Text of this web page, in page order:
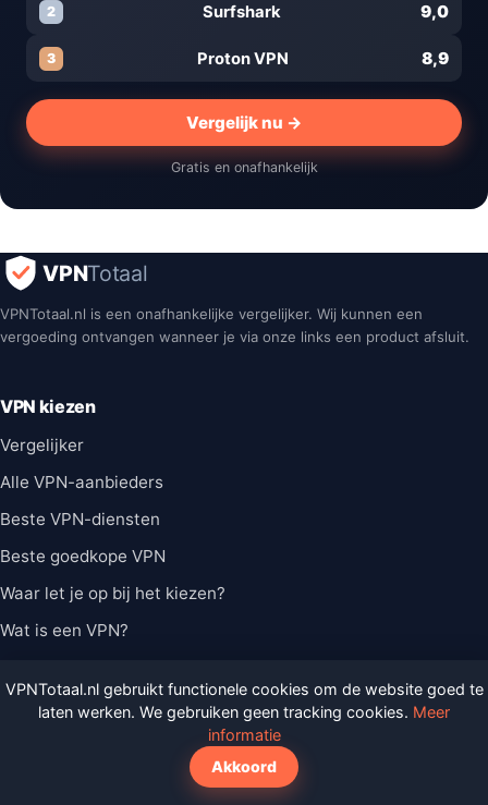
2 Surfshark 9,0
3 Proton VPN 8,9
Vergelijk nu →
Gratis en onafhankelijk
VPNTotaal
VPNTotaal.nl is een onafhankelijke vergelijker. Wij kunnen een
vergoeding ontvangen wanneer je via onze links een product afsluit.
VPN kiezen
Vergelijker
Alle VPN-aanbieders
Beste VPN-diensten
Beste goedkope VPN
Waar let je op bij het kiezen?
Wat is een VPN?
Gids
VPNTotaal.nl gebruikt functionele cookies om de website goed te
laten werken. We gebruiken geen tracking cookies. Meer
informatie
Akkoord